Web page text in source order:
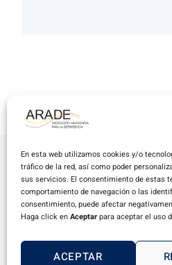
En esta web utilizamos cookies y/o
tráfico de la red, así como poder
sus servicios. El consentimiento de estas
comportamiento de navegación o las
consentimiento, puede afectar
Haga click enAceptarpara aceptar el uso
ACEPTAR
Copyright © 2024 ARADE. Todos los